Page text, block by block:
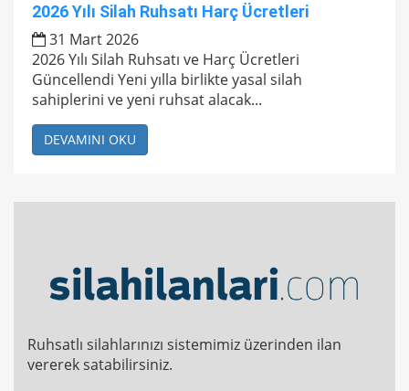
2026 Yılı Silah Ruhsatı Harç Ücretleri
31 Mart 2026
2026 Yılı Silah Ruhsatı ve Harç Ücretleri
Güncellendi Yeni yılla birlikte yasal silah
sahiplerini ve yeni ruhsat alacak...
DEVAMINI OKU
Ruhsatlı silahlarınızı sistemimiz üzerinden ilan
vererek satabilirsiniz.